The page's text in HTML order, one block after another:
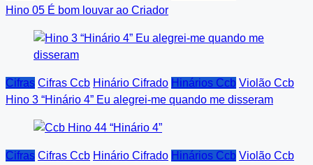
Hino 05 É bom louvar ao Criador
Cifras Cifras Ccb Hinário Cifrado Hinários Ccb Violão Ccb
Hino 3 “Hinário 4” Eu alegrei-me quando me disseram
Cifras Cifras Ccb Hinário Cifrado Hinários Ccb Violão Ccb